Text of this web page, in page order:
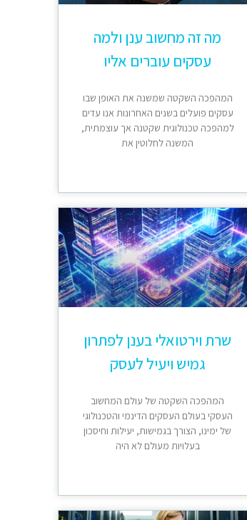
מה זה מחשוב ענן ולמה
עסקים עוברים אליו
המהפכה השקטה שמשנה את האופן שבו
עסקים פועלים בשנים האחרונות אנו עדים
למהפכה טכנולוגית שקטנה אך עוצמתית,
המשנה לחלוטין את
שרת וירטואלי בענן לפתרון
גמיש ויעיל לעסק
המהפכה השקטה של עולם המחשוב
העסקי בעולם העסקים הדינמי והטכנולוגי
של ימינו, הצורך בגמישות, יעילות וחיסכון
בעלויות מעולם לא היה